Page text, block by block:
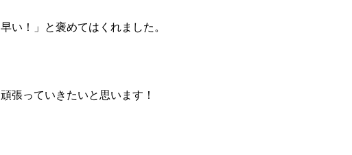
い！」と褒めてはくれました。
張っていきたいと思います！